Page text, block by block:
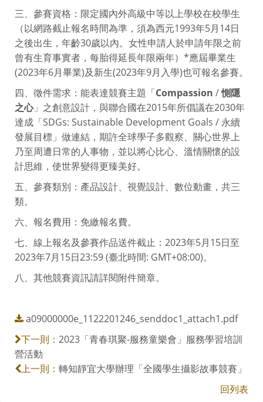
三、參賽資格：限定國內外高級中等以上學校在校學生
（以網路截止報名時間為準，須為西元1993年5月14日
之後出生，年齡30歲以內。女性申請人於申請年限之前
曾有生育事實者，每胎得延長年限兩年）*應屆畢業生
(2023年6月畢業)及新生(2023年9月入學)也可報名參賽。
四、徵件需求：能表達競賽主題「Compassion /惻隱
之心」之創意設計，與聯合國在2015年所倡議在2030年
達成「SDGs: Sustainable Development Goals / 永續
發展目標」做連結，期許全球學子多觀察、關心世界上
乃至周遭日常的人事物，並以將心比心、溫情關懷的設
計思維，使世界變得更臻美好。
五、參賽類別：產品設計、視覺設計、數位動畫，共三
類。
六、報名費用：免繳報名費。
七、線上報名及參賽作品送件截止：2023年5月15日至
2023年7月15日23:59 (臺北時間: GMT+08:00)。
八、其他競賽資訊請詳閱附件簡章。
a09000000e_1122201246_senddoc1_attach1.pdf
下一則： 2023「青春琪聚-服務童樂會」服務學習培訓
營活動
上一則： 轉知靜宜大學辦理「全國學生攝影故事競賽」
回列表